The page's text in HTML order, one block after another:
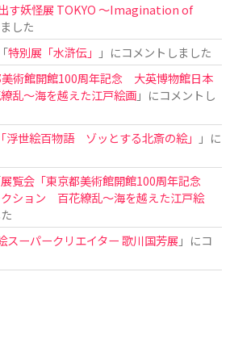
す妖怪展 TOKYO 〜Imagination of
した
特別展「水滸伝」
」にコメントしました
術館開館100周年記念 大英博物館日本
乱～海を越えた江戸絵画」にコメントし
浮世絵百物語 ゾッとする北斎の絵」
」に
展覧会「東京都美術館開館100周年記念
ション 百花繚乱〜海を越えた江戸絵
スーパークリエイター 歌川国芳展 」にコ